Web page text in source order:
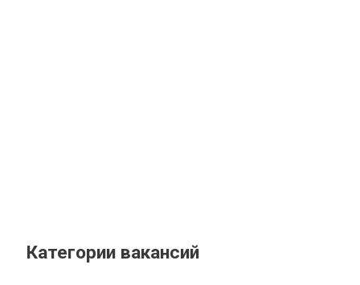
Категории вакансий